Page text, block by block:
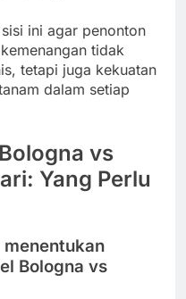
ini agar penonton
tidak
tetapi juga kekuatan
dalam setiap
vs
Yang Perlu
Bologna vs